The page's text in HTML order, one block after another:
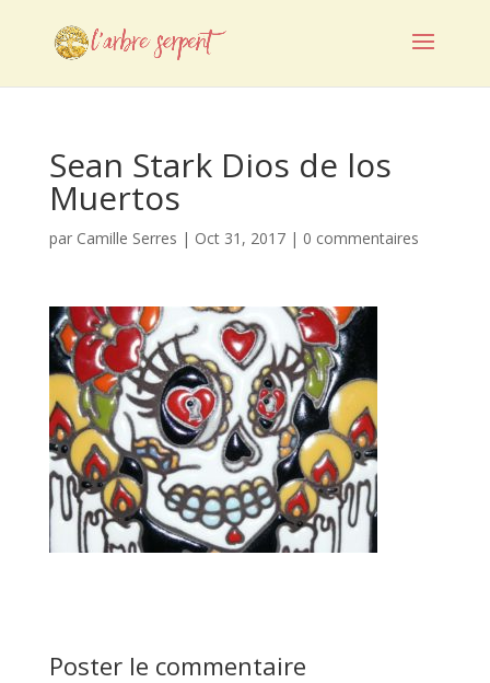
Sean Stark Dios de los
Muertos
par Camille Serres | Oct 31, 2017| 0 commentaires
Poster le commentaire